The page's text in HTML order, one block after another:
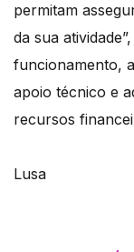
permitam
da sua
funcionamento,
apoio técnico e
recursos
Lusa